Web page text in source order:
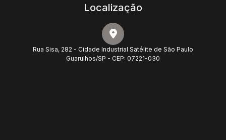
Localização
Rua Sisa, 282 - Cidade Industrial Satélite de São Paulo
Guarulhos/SP - CEP: 07221-030